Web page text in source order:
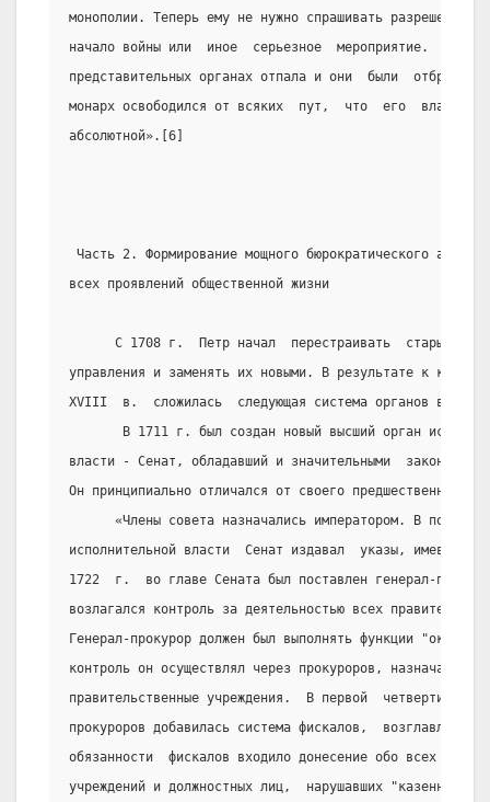
монополии. Теперь ему не нужно спрашивать разрешения
начало войны или  иное  серьезное  мероприятие.
представительных органах отпала и они  были
монарх освободился от всяких  пут,  что  его  власть
абсолютной».[6]
Часть 2. Формирование мощного бюрократического
всех проявлений общественной жизни
С 1708 г.  Петр начал  перестраивать  старые
управления и заменять их новыми. В результате к концу
XVIII  в.  сложилась  следующая система органов власти
В 1711 г. был создан новый высший орган
власти - Сенат, обладавший и значительными
Он принципиально отличался от своего предшественника
«Члены совета назначались императором. В порядке
исполнительной власти  Сенат издавал  указы, имевшие
1722  г.  во главе Сената был поставлен генерал-
возлагался контроль за деятельностью всех
Генерал-прокурор должен был выполнять функции "ока
контроль он осуществлял через прокуроров, назначаемых
правительственные учреждения.  В первой  четверти
прокуроров добавилась система фискалов,
обязанности  фискалов входило донесение обо всех
учреждений и должностных лиц,  нарушавших "казенный